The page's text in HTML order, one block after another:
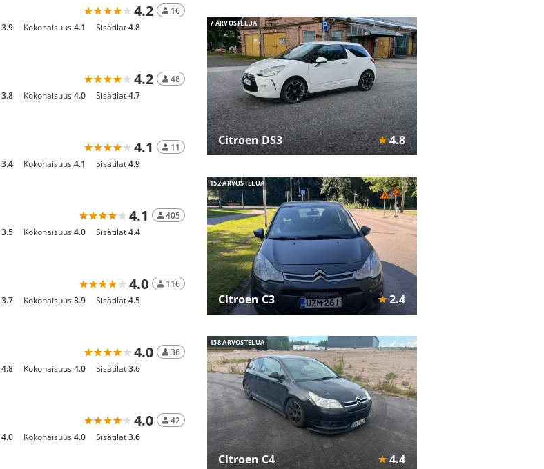
4.2
16
3.9 Kokonaisuus4.1 Sisätilat4.8
4.2
48
3.8 Kokonaisuus4.0 Sisätilat4.7
4.1
11
3.4 Kokonaisuus4.1 Sisätilat4.9
4.1
405
3.5 Kokonaisuus4.0 Sisätilat4.4
4.0
116
3.7 Kokonaisuus3.9 Sisätilat4.5
4.0
36
4.8 Kokonaisuus4.0 Sisätilat3.6
4.0
42
4.0 Kokonaisuus4.0 Sisätilat3.6
7 ARVOSTELUA
Citroen DS3 4.8
152 ARVOSTELUA
Citroen C3 2.4
158 ARVOSTELUA
Citroen C4 4.4